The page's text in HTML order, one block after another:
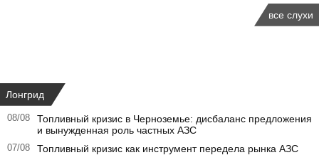
все слухи
Лонгрид
08/08
Топливный кризис в Черноземье: дисбаланс предложения
и вынужденная роль частных АЗС
07/08 Топливный кризис как инструмент передела рынка АЗС